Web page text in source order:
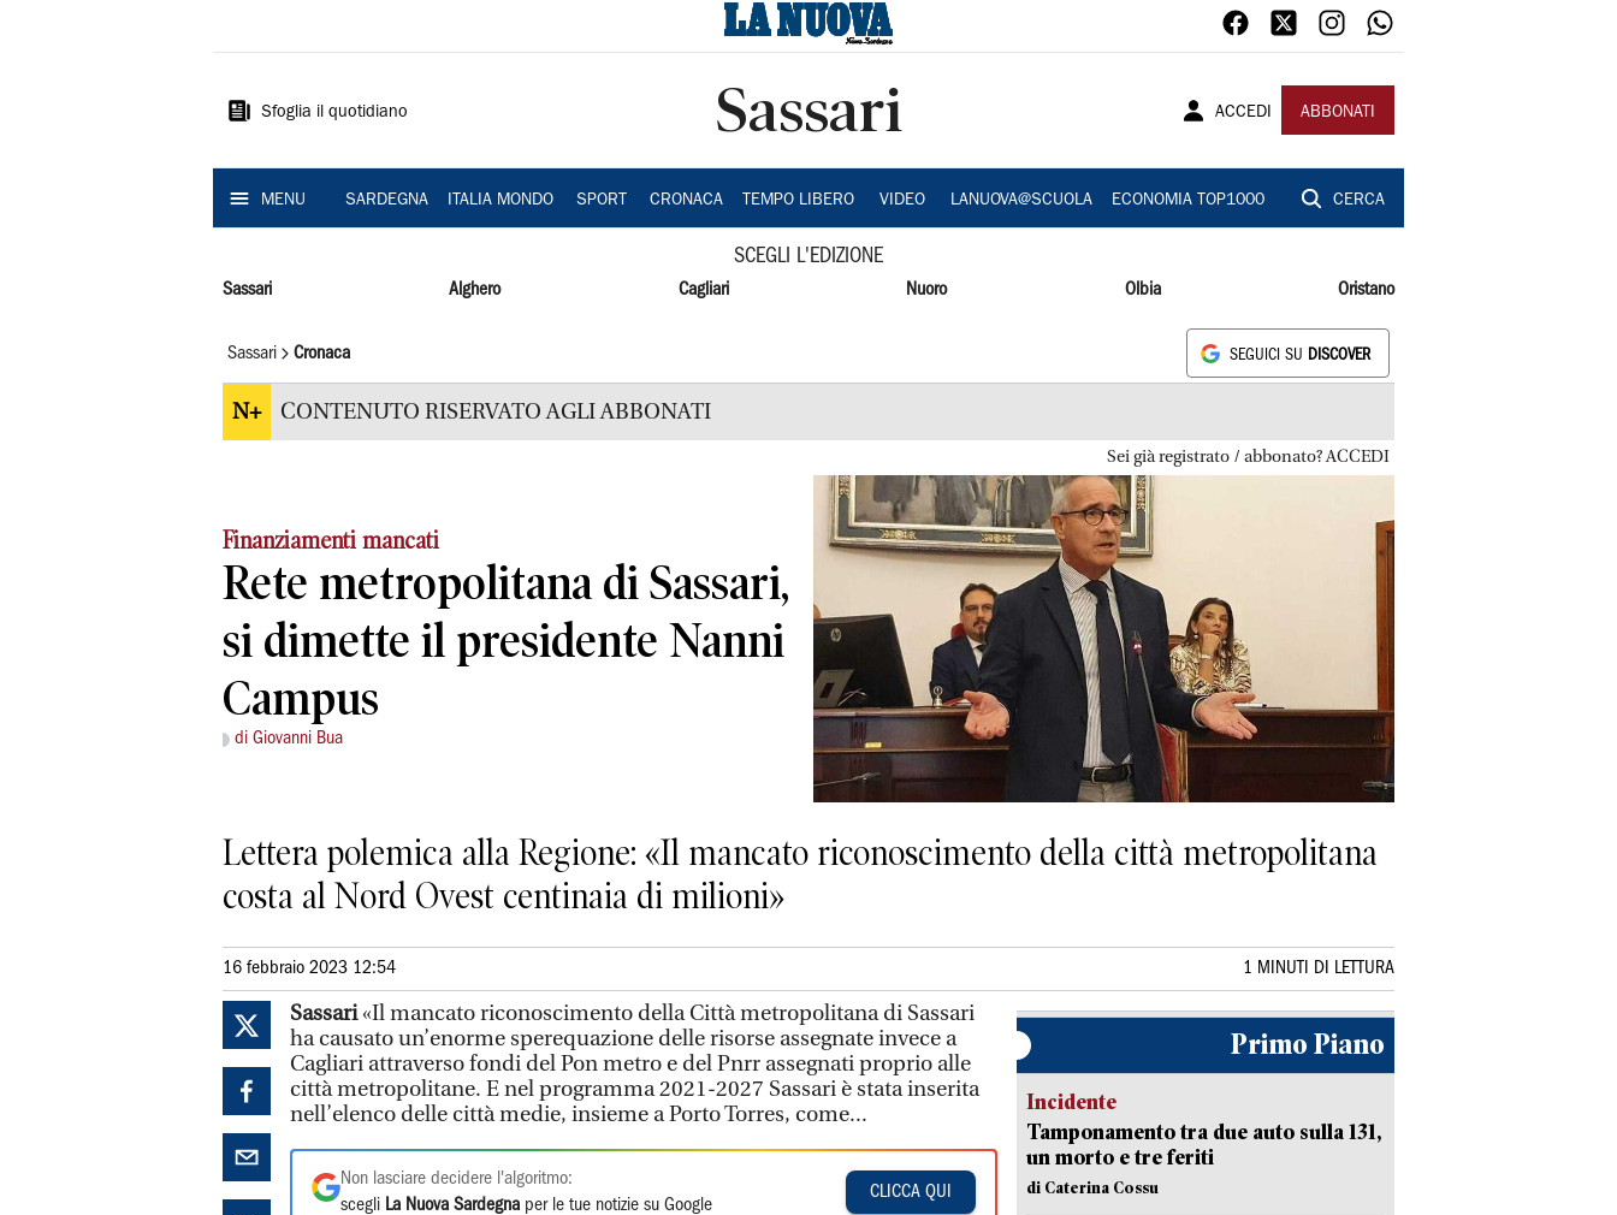
Sardegna
Sfoglia il quotidiano Sassari ACCEDI ABBONATI
MENU SARDEGNA ITALIA MONDO SPORT CRONACA TEMPO LIBERO VIDEO LANUOVA@SCUOLA ECONOMIA TOP1000 CERCA
SCEGLI L'EDIZIONE
Sassari Alghero Cagliari Nuoro Olbia Oristano
Sassari Cronaca SEGUICI SU DISCOVER
N+ CONTENUTO RISERVATO AGLI ABBONATI
Sei già registrato / abbonato? ACCEDI
Finanziamenti mancati
Rete metropolitana di Sassari,
si dimette il presidente Nanni
Campus
di Giovanni Bua
Lettera polemica alla Regione: «Il mancato riconoscimento della città metropolitana
costa al Nord Ovest centinaia di milioni»
16 febbraio 2023 12:54 1 MINUTI DI LETTURA
Sassari«Il mancato riconoscimento della Città metropolitana di Sassari
ha causato un’enorme sperequazione delle risorse assegnate invece a
Cagliari attraverso fondi del Pon metro e del Pnrr assegnati proprio alle
città metropolitane. E nel programma 2021-2027 Sassari è stata inserita
nell’elenco delle città medie, insieme a Porto Torres, come...
Non lasciare decidere l'algoritmo:
scegli La Nuova Sardegna per le tue notizie su Google
CLICCA QUI
Primo Piano
Incidente
Tamponamento tra due auto sulla 131,
un morto e tre feriti
di Caterina Cossu